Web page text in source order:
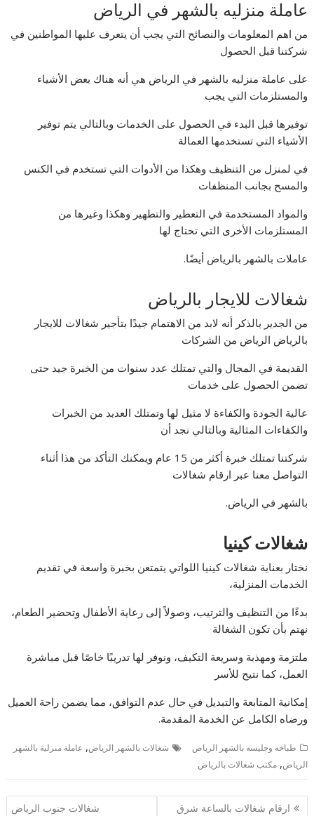
عاملة منزليه بالشهر في الرياض
من اهم المعلومات والنصائح التي يجب أن يتعرف عليها المواطنين في
شركتنا قبل الحصول
على عاملة منزليه بالشهر في الرياض هي أنه هناك بعض الأشياء
والمستلزمات التي يجب
توفيرها قبل البدء في الحصول على الخدمات وبالتالي يتم توفير
الأشياء التي تستخدمها العمالة
في لمنزل من التنظيف وهكذا من الأدوات التي تستخدم في الكنس
والمسح بجانب المنظفات
والمواد المستخدمة في التعطير والتطهير وهكذا وغيرها من
المستلزمات الأخرى التي تحتاج لها
عاملات بالشهر بالرياض أيضًا.
شغالات للايجار بالرياض
من الجدير بالذكر أنه لابد من الاهتمام جيدًا بتأجير شغالات للايجار
بالرياض الرياض من الشركات
القديمة في المجال والتي تمتلك عدد سنوات من الخبرة جيد حتى
تضمن الحصول على خدمات
عالية الجودة والكفاءة لا مثيل لها وتمتلك العديد من الخبرات
والكفاءات المثالية وبالتالي نجد أن
شركتنا تمتلك خبرة أكثر من 15 عام ويمكنك التأكد من هذا أثناء
التواصل معنا عبر ارقام شغالات
بالشهر في الرياض.
شغالات كينيا
نختار بعناية شغالات كينيا اللواتي يتمتعن بخبرة واسعة في تقديم
الخدمات المنزلية،
بدءًا من التنظيف والترتيب، وصولاً إلى رعاية الأطفال وتحضير الطعام،
نهتم بأن تكون الشغالة
ملتزمة ومهذبة وسريعة التكيف، ونوفر لها تدريبًا خاصًا قبل مباشرة
العمل، كما نتيح للأسر
إمكانية المتابعة والتبديل في حال عدم التوافق، مما يضمن راحة العميل
ورضاه الكامل عن الخدمة المقدمة.
طباخه وجليسه بالشهر الرياض شغالات بالشهر الرياض, عاملة منزلية بالشهر
الرياض,مكتب شغالات بالرياض
تصفّح
ارقام شغالات بالساعة شرق
شغالات جنوب الرياض